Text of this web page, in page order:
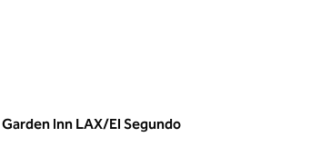
Garden Inn LAX/El Segundo